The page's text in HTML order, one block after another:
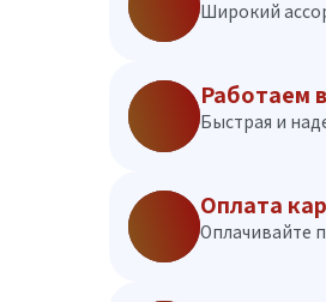
Широкий
Работаем
Быстрая и
Оплата
Оплачивайте